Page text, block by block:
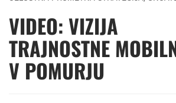
VIDEO: VIZIJA
TRAJNOSTNE
V POMURJU